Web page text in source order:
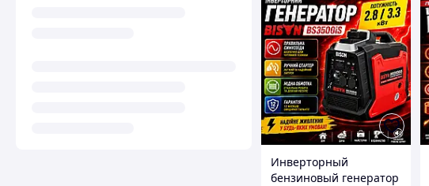
Инверторный
бензиновый генератор